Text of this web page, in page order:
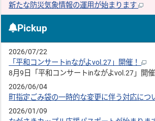
新たな防災気象情報の運用が始まります
Pickup
2026/07/22
「平和コンサートinながよvol.27」開催！
8月9日「平和コンサートinながよvol.27」開催
2026/06/04
町指定ごみ袋の一時的な変更に伴う対応につ
2026/01/09